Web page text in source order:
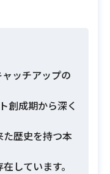
ッチアップの
創成期から深く
歴史を持つ本
しています。